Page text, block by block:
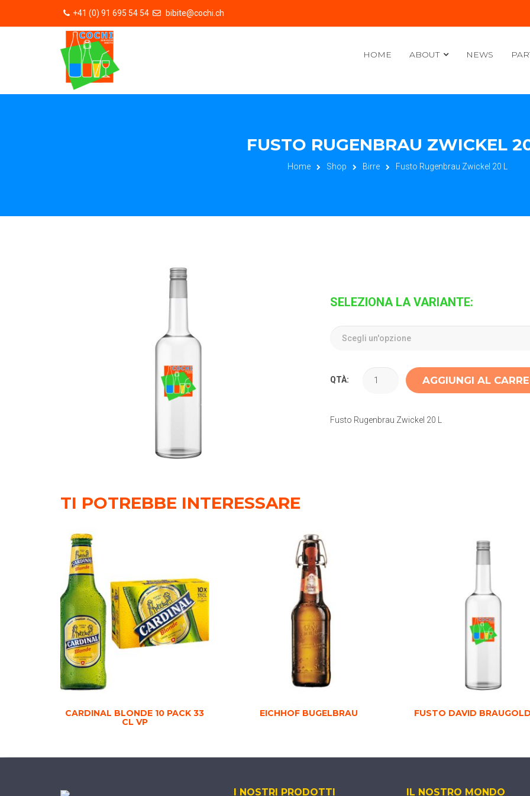
+41 (0) 91 695 54 54 bibite@cochi.ch
HOME ABOUT NEWS
FUSTO RUGENBRAU ZWICKEL
Home Shop Birre Fusto Rugenbrau Zwickel 20 L
SELEZIONA LA VARIANTE:
QTÀ: AGGIUNGI AL
Fusto Rugenbrau Zwickel 20 L
TI POTREBBE INTERESSARE
CARDINAL BLONDE 10 PACK 33
CL VP
EICHHOF BUGELBRAU FUSTO DAVID
I NOSTRI PRODOTTI IL NOSTRO MONDO